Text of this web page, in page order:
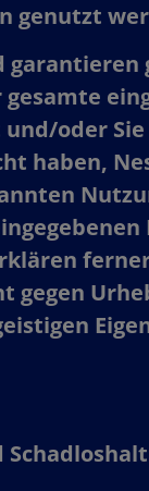
genutzt
garantieren
gesamte
oder Sie
haben,
gegen